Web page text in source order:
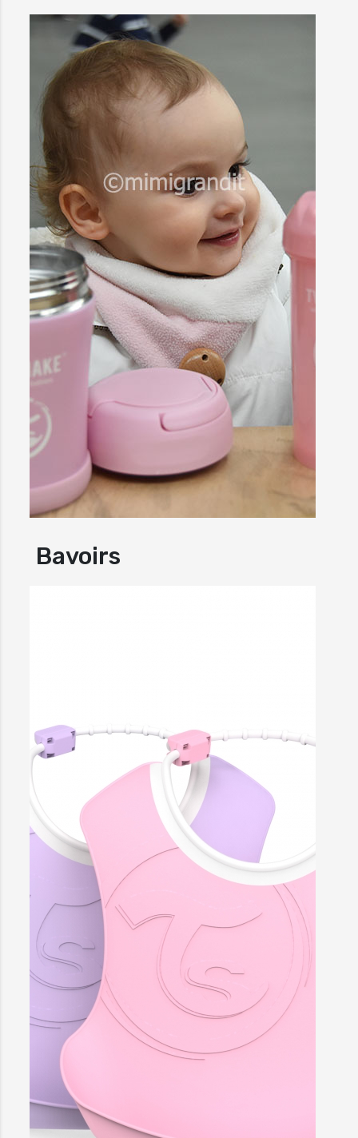
Bavoirs